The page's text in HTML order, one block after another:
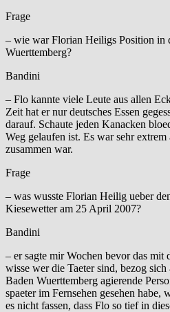
Frage
– wie war Florian Heiligs Position in
Wuerttemberg?
Bandini
– Flo kannte viele Leute aus allen
Zeit hat er nur deutsches Essen
darauf. Schaute jeden Kanacken
Weg gelaufen ist. Es war sehr
zusammen war.
Frage
– was wusste Florian Heilig ueber
Kiesewetter am 25 April 2007?
Bandini
– er sagte mir Wochen bevor das
wisse wer die Taeter sind, bezog
Baden Wuerttemberg agierende
spaeter im Fernsehen gesehen
es nicht fassen, dass Flo so tief in